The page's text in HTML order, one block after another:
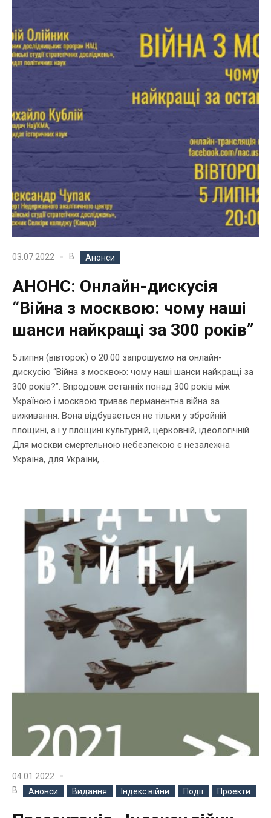
03.07.2022 В Анонси
АНОНС: Онлайн-дискусія
“Війна з москвою: чому наші
шанси найкращі за 300 років”
5 липня (вівторок) о 20:00 запрошуємо на онлайн-
дискусію “Війна з москвою: чому наші шанси найкращі за
300 років?”. Впродовж останніх понад 300 років між
Україною і москвою триває перманентна війна за
виживання. Вона відбувається не тільки у збройній
площині, а і у площині культурній, церковній, ідеологічній.
Для москви смертельною небезпекою є незалежна
Україна, для України,...
04.01.2022
В
Анонси Видання Індекс війни Події Проекти